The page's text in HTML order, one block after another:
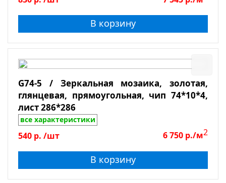
В корзину
G74-5 / Зеркальная мозаика, золотая,
глянцевая, прямоугольная, чип 74*10*4,
лист 286*286
все характеристики
540 р. /шт 6 750 р./м2
В корзину